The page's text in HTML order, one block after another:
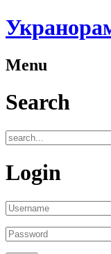
Menu
Search
Login